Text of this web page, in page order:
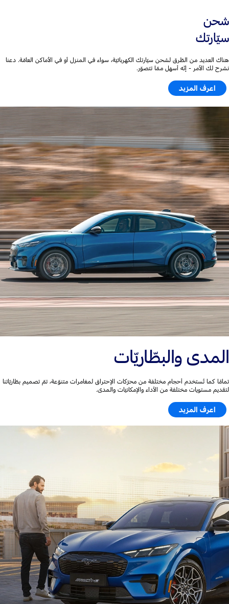
شحن
سيّارتك
هناك العديد من الطّرق لشحن سيّارتك الكهربائيّة، سواء في المنزل أو في الأماكن العامّة. دعنا
نشرح لك الأمر - إنّه أسهل ممّا تتصوّر.
اعرف المزيد
المدى والبطّاريّات
تمامًا كما تُستخدم أحجام مختلفة من محرّكات الإحتراق لمغامرات متنوّعة، تمّ تصميم بطّاريّاتنا
لتقديم مستويات مختلفة من الأداء والإمكانيّات والمدى.
اعرف المزيد